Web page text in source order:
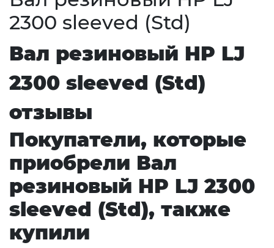
2300 sleeved (Std)
Вал резиновый HP LJ
2300 sleeved (Std)
отзывы
Покупатели, которые
приобрели Вал
резиновый HP LJ 2300
sleeved (Std), также
купили